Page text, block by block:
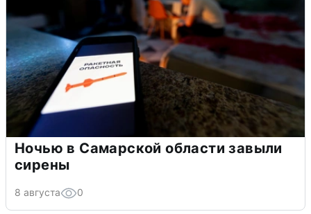
Ночью в Самарской области завыли
сирены
8 августа 0